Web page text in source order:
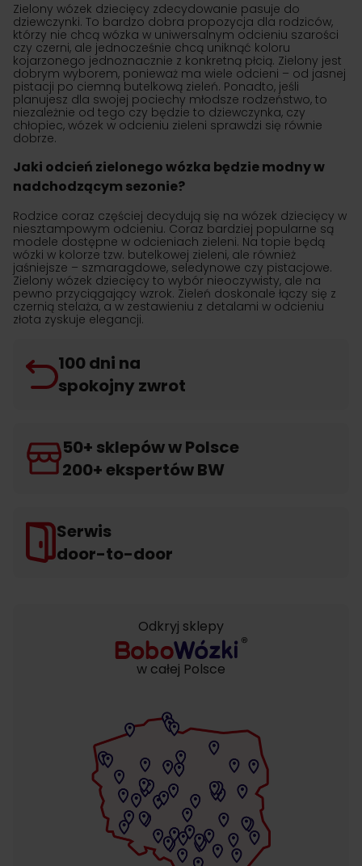
Zielony wózek dziecięcy zdecydowanie pasuje do
dziewczynki. To bardzo dobra propozycja dla rodziców,
którzy nie chcą wózka w uniwersalnym odcieniu szarości
czy czerni, ale jednocześnie chcą uniknąć koloru
kojarzonego jednoznacznie z konkretną płcią. Zielony jest
dobrym wyborem, ponieważ ma wiele odcieni – od jasnej
pistacji po ciemną butelkową zieleń. Ponadto, jeśli
planujesz dla swojej pociechy młodsze rodzeństwo, to
niezależnie od tego czy będzie to dziewczynka, czy
chłopiec, wózek w odcieniu zieleni sprawdzi się równie
dobrze.
Jaki odcień zielonego wózka będzie modny w
nadchodzącym sezonie?
Rodzice coraz częściej decydują się na wózek dziecięcy w
niesztampowym odcieniu. Coraz bardziej popularne są
modele dostępne w odcieniach zieleni. Na topie będą
wózki w kolorze tzw. butelkowej zieleni, ale również
jaśniejsze – szmaragdowe, seledynowe czy pistacjowe.
Zielony wózek dziecięcy to wybór nieoczywisty, ale na
pewno przyciągający wzrok. Zieleń doskonale łączy się z
czernią stelaża, a w zestawieniu z detalami w odcieniu
złota zyskuje elegancji.
100 dni na
spokojny zwrot
50+ sklepów w Polsce
200+ ekspertów BW
Serwis
door-to-door
Odkryj sklepy
w całej Polsce